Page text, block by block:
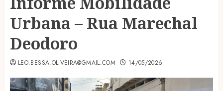
Urbana – Rua Marechal
Deodoro
LEO.BESSA.OLIVEIRA@GMAIL.COM 14/05/2026